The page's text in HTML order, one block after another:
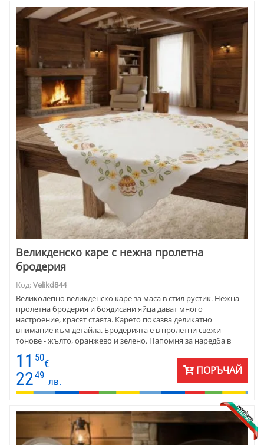
Великденско каре с нежна пролетна
бродерия
Код:Velikd844
Великолепно великденско каре за маса в стил рустик. Нежна
пролетна бродерия и боядисани яйца дават много
настроение, красят стаята. Карето показва деликатно
внимание към детайла. Бродерията е в пролетни свежи
тонове - жълто, оранжево и зелено. Напомня за наредба в
85х85.
11 50
€
2249
лв.
ПОРЪЧАЙ